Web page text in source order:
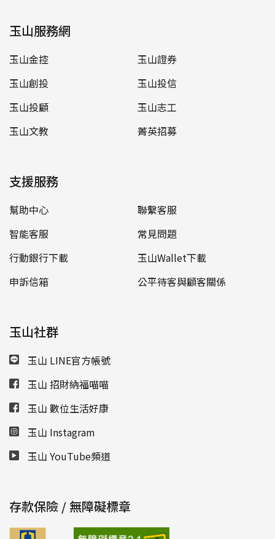
玉山服務網
玉山金控
玉山證券
玉山創投
玉山投信
玉山投顧
玉山志工
玉山文教
菁英招募
支援服務
幫助中心
聯繫客服
智能客服
常見問題
行動銀行下載
玉山Wallet下載
申訴信箱
公平待客與顧客關係
玉山社群
玉山 LINE官方帳號
玉山 招財納福喵喵
玉山 數位生活好康
玉山 Instagram
玉山 YouTube頻道
存款保險 / 無障礙標章